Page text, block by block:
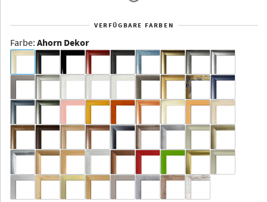
Dakota -
Rahmenloser
Aluminium
Yukon Alaska
VERFÜGBARE FARBEN
Farbe: Ahorn Dekor